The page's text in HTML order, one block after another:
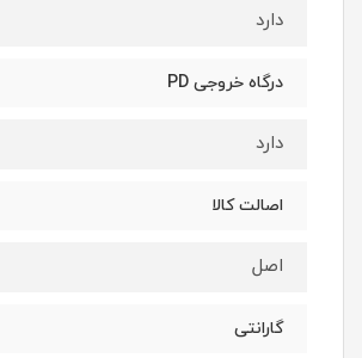
دارد
درگاه خروجی PD
دارد
اصالت کالا
اصل
گارانتی